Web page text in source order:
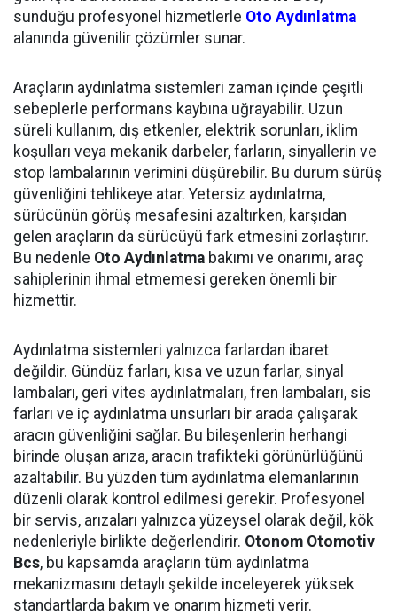
sunduğu profesyonel hizmetlerle Oto Aydınlatma
alanında güvenilir çözümler sunar.
Araçların aydınlatma sistemleri zaman içinde çeşitli
sebeplerle performans kaybına uğrayabilir. Uzun
süreli kullanım, dış etkenler, elektrik sorunları, iklim
koşulları veya mekanik darbeler, farların, sinyallerin ve
stop lambalarının verimini düşürebilir. Bu durum sürüş
güvenliğini tehlikeye atar. Yetersiz aydınlatma,
sürücünün görüş mesafesini azaltırken, karşıdan
gelen araçların da sürücüyü fark etmesini zorlaştırır.
Bu nedenle Oto Aydınlatma bakımı ve onarımı, araç
sahiplerinin ihmal etmemesi gereken önemli bir
hizmettir.
Aydınlatma sistemleri yalnızca farlardan ibaret
değildir. Gündüz farları, kısa ve uzun farlar, sinyal
lambaları, geri vites aydınlatmaları, fren lambaları, sis
farları ve iç aydınlatma unsurları bir arada çalışarak
aracın güvenliğini sağlar. Bu bileşenlerin herhangi
birinde oluşan arıza, aracın trafikteki görünürlüğünü
azaltabilir. Bu yüzden tüm aydınlatma elemanlarının
düzenli olarak kontrol edilmesi gerekir. Profesyonel
bir servis, arızaları yalnızca yüzeysel olarak değil, kök
nedenleriyle birlikte değerlendirir. Otonom Otomotiv
Bcs, bu kapsamda araçların tüm aydınlatma
mekanizmasını detaylı şekilde inceleyerek yüksek
standartlarda bakım ve onarım hizmeti verir.